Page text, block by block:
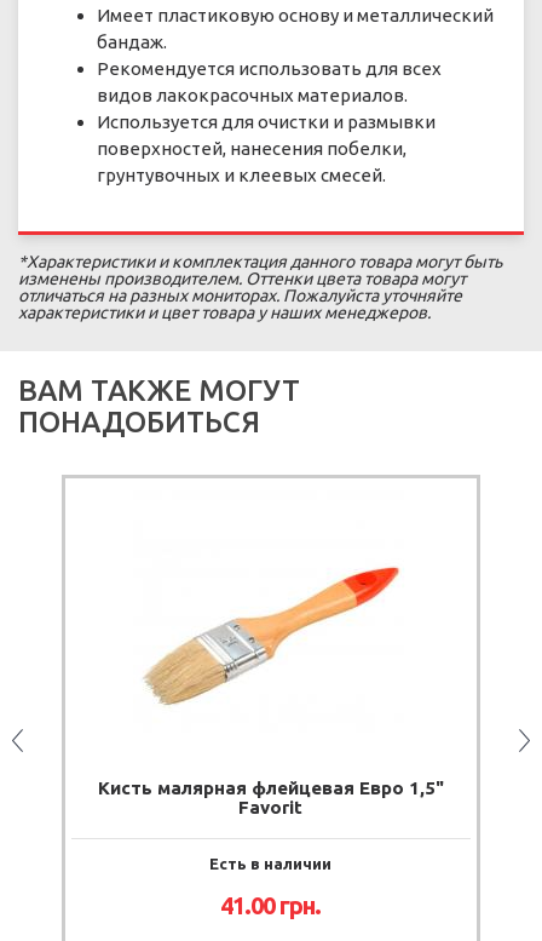
Имеет пластиковую основу и металлический
бандаж.
Рекомендуется использовать для всех
видов лакокрасочных материалов.
Используется для очистки и размывки
поверхностей, нанесения побелки,
грунтувочных и клеевых смесей.
*Характеристики и комплектация данного товара могут быть
изменены производителем. Оттенки цвета товара могут
отличаться на разных мониторах. Пожалуйста уточняйте
характеристики и цвет товара у наших менеджеров.
ВАМ ТАКЖЕ МОГУТ
ПОНАДОБИТЬСЯ
Кисть малярная флейцевая Евро 1,5"
Favorit
Есть в наличии
41.00 грн.